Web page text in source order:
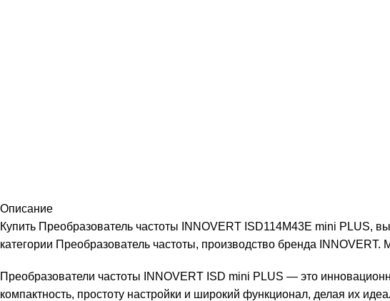
Описание
Купить Преобразователь частоты INNOVERT ISD114M43E mini PLUS,
категории Преобразователь частоты, производство бренда
Преобразователи частоты INNOVERT ISD mini PLUS — это
компактность, простоту настройки и широкий функционал, делая их